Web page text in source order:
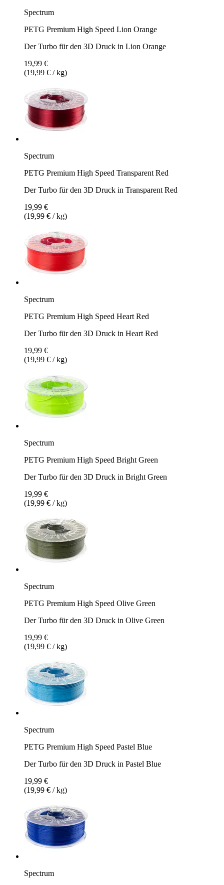
Spectrum
PETG Premium High Speed Lion Orange
Der Turbo für den 3D Druck in Lion Orange
19,99 €
(19,99 € / kg)
Spectrum
PETG Premium High Speed Transparent Red
Der Turbo für den 3D Druck in Transparent Red
19,99 €
(19,99 € / kg)
Spectrum
PETG Premium High Speed Heart Red
Der Turbo für den 3D Druck in Heart Red
19,99 €
(19,99 € / kg)
Spectrum
PETG Premium High Speed Bright Green
Der Turbo für den 3D Druck in Bright Green
19,99 €
(19,99 € / kg)
Spectrum
PETG Premium High Speed Olive Green
Der Turbo für den 3D Druck in Olive Green
19,99 €
(19,99 € / kg)
Spectrum
PETG Premium High Speed Pastel Blue
Der Turbo für den 3D Druck in Pastel Blue
19,99 €
(19,99 € / kg)
Spectrum